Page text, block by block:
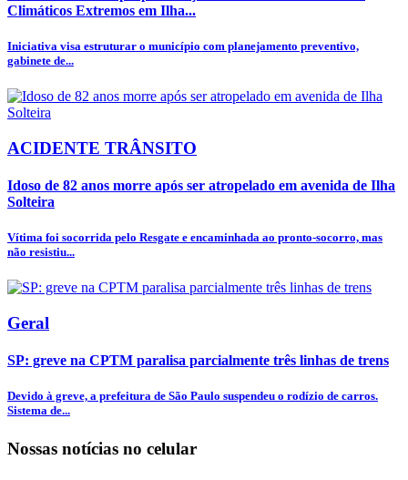
Climáticos Extremos em Ilha...
Iniciativa visa estruturar o município com planejamento preventivo,
gabinete de...
ACIDENTE TRÂNSITO
Idoso de 82 anos morre após ser atropelado em avenida de Ilha
Solteira
Vítima foi socorrida pelo Resgate e encaminhada ao pronto-socorro, mas
não resistiu...
Geral
SP: greve na CPTM paralisa parcialmente três linhas de trens
Devido à greve, a prefeitura de São Paulo suspendeu o rodízio de carros.
Sistema de...
Nossas notícias no celular